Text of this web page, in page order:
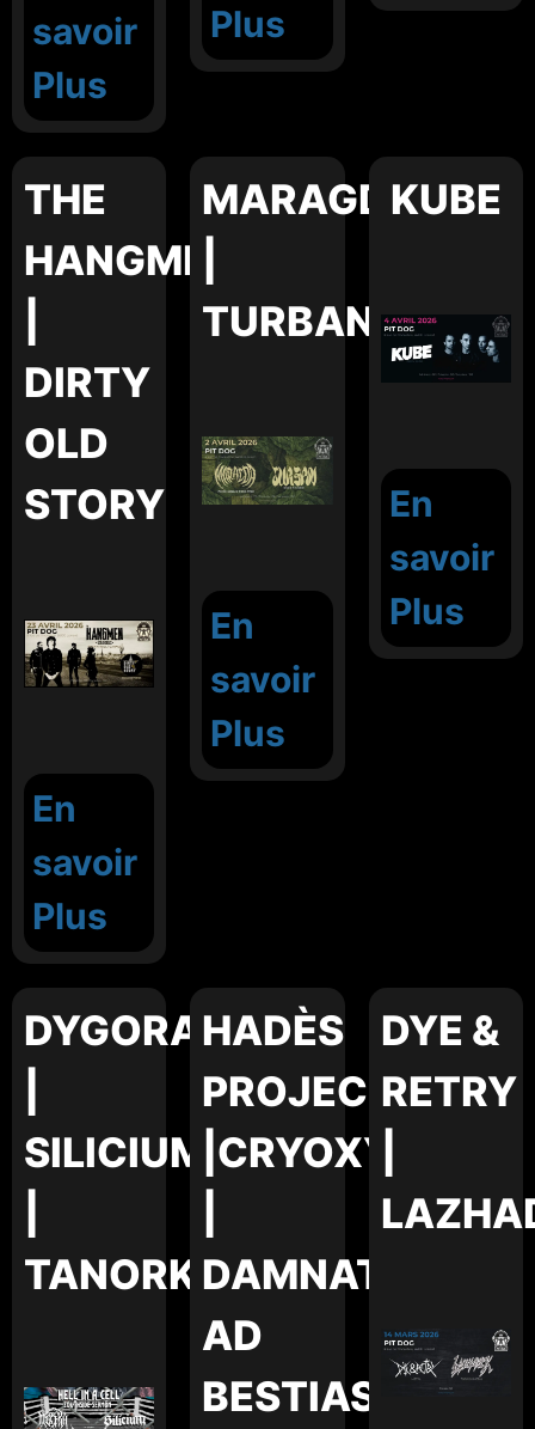
savoir
Plus
Plus
THE
HANGMEN
DIRTY
OLD
STORY
En
savoir
Plus
MARAGDA
TURBAN
En
savoir
Plus
KUBE
En
savoir
Plus
DYGORA
SILICIUM
TANORK
HADÈS
PROJECT
|CRYOXYD
DAMNATION
AD
BESTIAS
DYE &
RETRY